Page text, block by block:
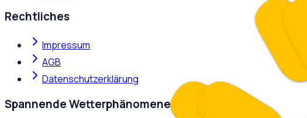
Rechtliches
Impressum
AGB
Datenschutzerklärung
Spannende Wetterphänomene